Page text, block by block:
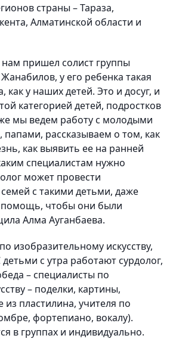
страны – Тараза,
Алматинской области и
пришел солист группы
у его ребенка такая
у наших детей. Это и досуг, и
категорией детей, подростков
мы ведем работу с молодыми
рассказываем о том, как
как выявить ее на ранней
специалистам нужно
может провести
с такими детьми, даже
чтобы они были
Алма Ауганбаева.
изобразительному искусству,
с утра работают сурдолог,
– специалисты по
– поделки, картины,
из пластилина, учителя по
фортепиано, вокалу).
в группах и индивидуально.